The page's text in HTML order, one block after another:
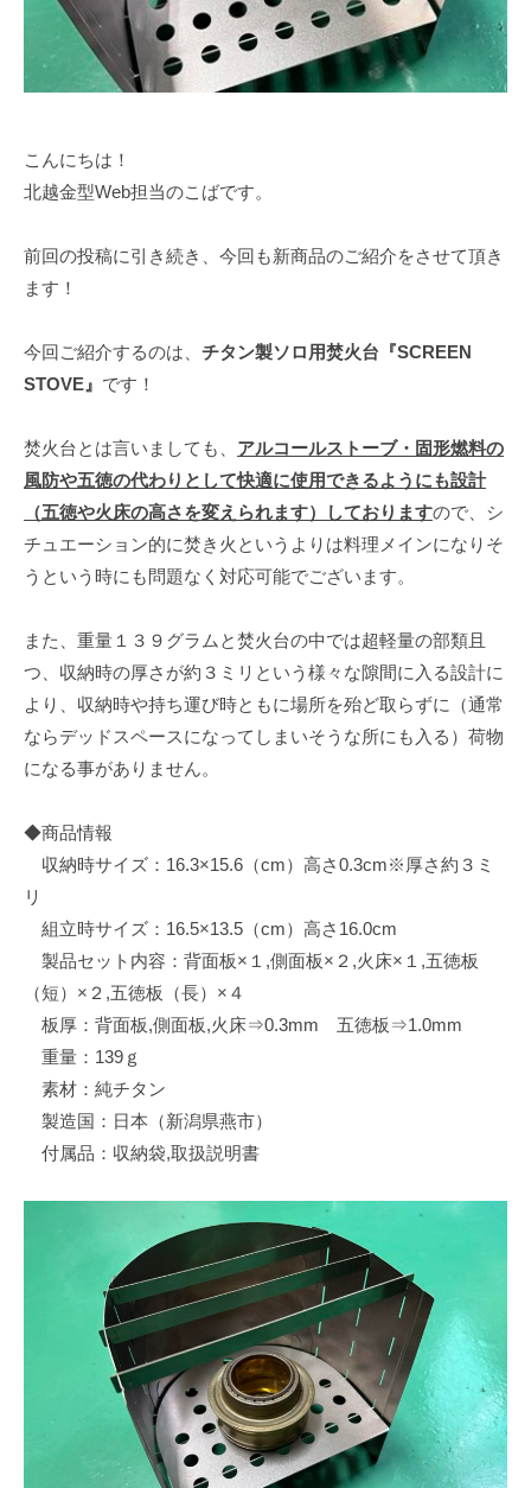
こんにちは！
北越金型Web担当のこばです。
前回の投稿に引き続き、今回も新商品のご紹介をさせて頂き
ます！
今回ご紹介するのは、 チタン製ソロ用焚火台『SCREEN
STOVE』 です！
焚火台とは言いましても、 アルコールストーブ・固形燃料の
風防や五徳の代わりとして快適に使用できるようにも設計
（五徳や火床の高さを変えられます）しておりますので、シ
チュエーション的に焚き火というよりは料理メインになりそ
うという時にも問題なく対応可能でございます。
また、重量１３９グラムと焚火台の中では超軽量の部類且
つ、収納時の厚さが約３ミリという様々な隙間に入る設計に
より、収納時や持ち運び時ともに場所を殆ど取らずに（通常
ならデッドスペースになってしまいそうな所にも入る）荷物
になる事がありません。
◆商品情報
収納時サイズ：16.3×15.6（cm）高さ0.3cm※厚さ約３ミ
リ
組立時サイズ：16.5×13.5（cm）高さ16.0cm
製品セット内容：背面板×１,側面板×２,火床×１,五徳板
（短）×２,五徳板（長）×４
板厚：背面板,側面板,火床⇒0.3mm 五徳板⇒1.0mm
重量：139ｇ
素材：純チタン
製造国：日本（新潟県燕市）
付属品：収納袋,取扱説明書